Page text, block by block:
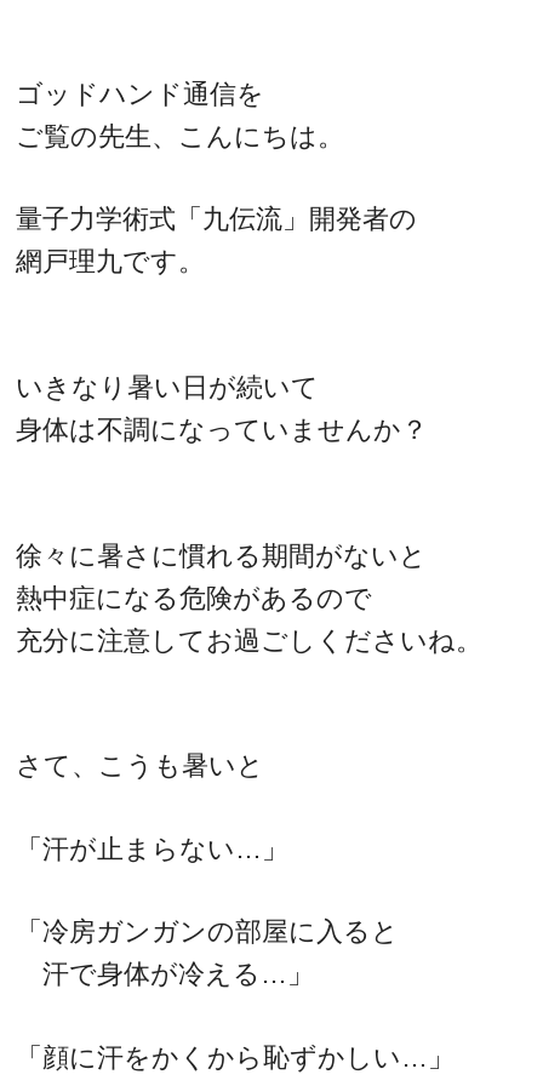
ゴッドハンド通信を
ご覧の先生、こんにちは。
量子力学術式「九伝流」開発者の
網戸理九です。
いきなり暑い日が続いて
身体は不調になっていませんか？
徐々に暑さに慣れる期間がないと
熱中症になる危険があるので
充分に注意してお過ごしくださいね。
さて、こうも暑いと
「汗が止まらない…」
「冷房ガンガンの部屋に入ると
汗で身体が冷える…」
「顔に汗をかくから恥ずかしい…」